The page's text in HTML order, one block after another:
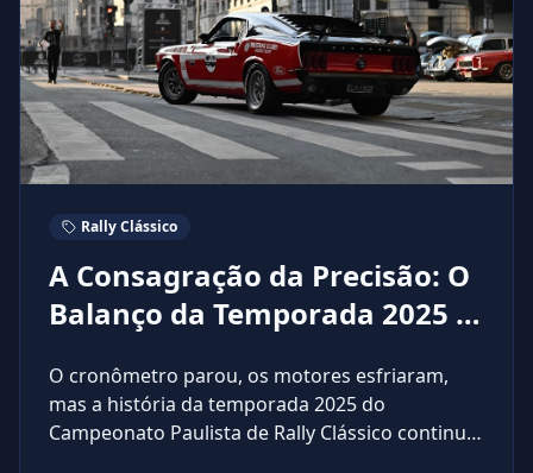
Rally Clássico
A Consagração da Precisão: O
Balanço da Temporada 2025 e
O cronômetro parou, os motores esfriaram,
mas a história da temporada 2025 do
Campeonato Paulista de Rally Clássico continua